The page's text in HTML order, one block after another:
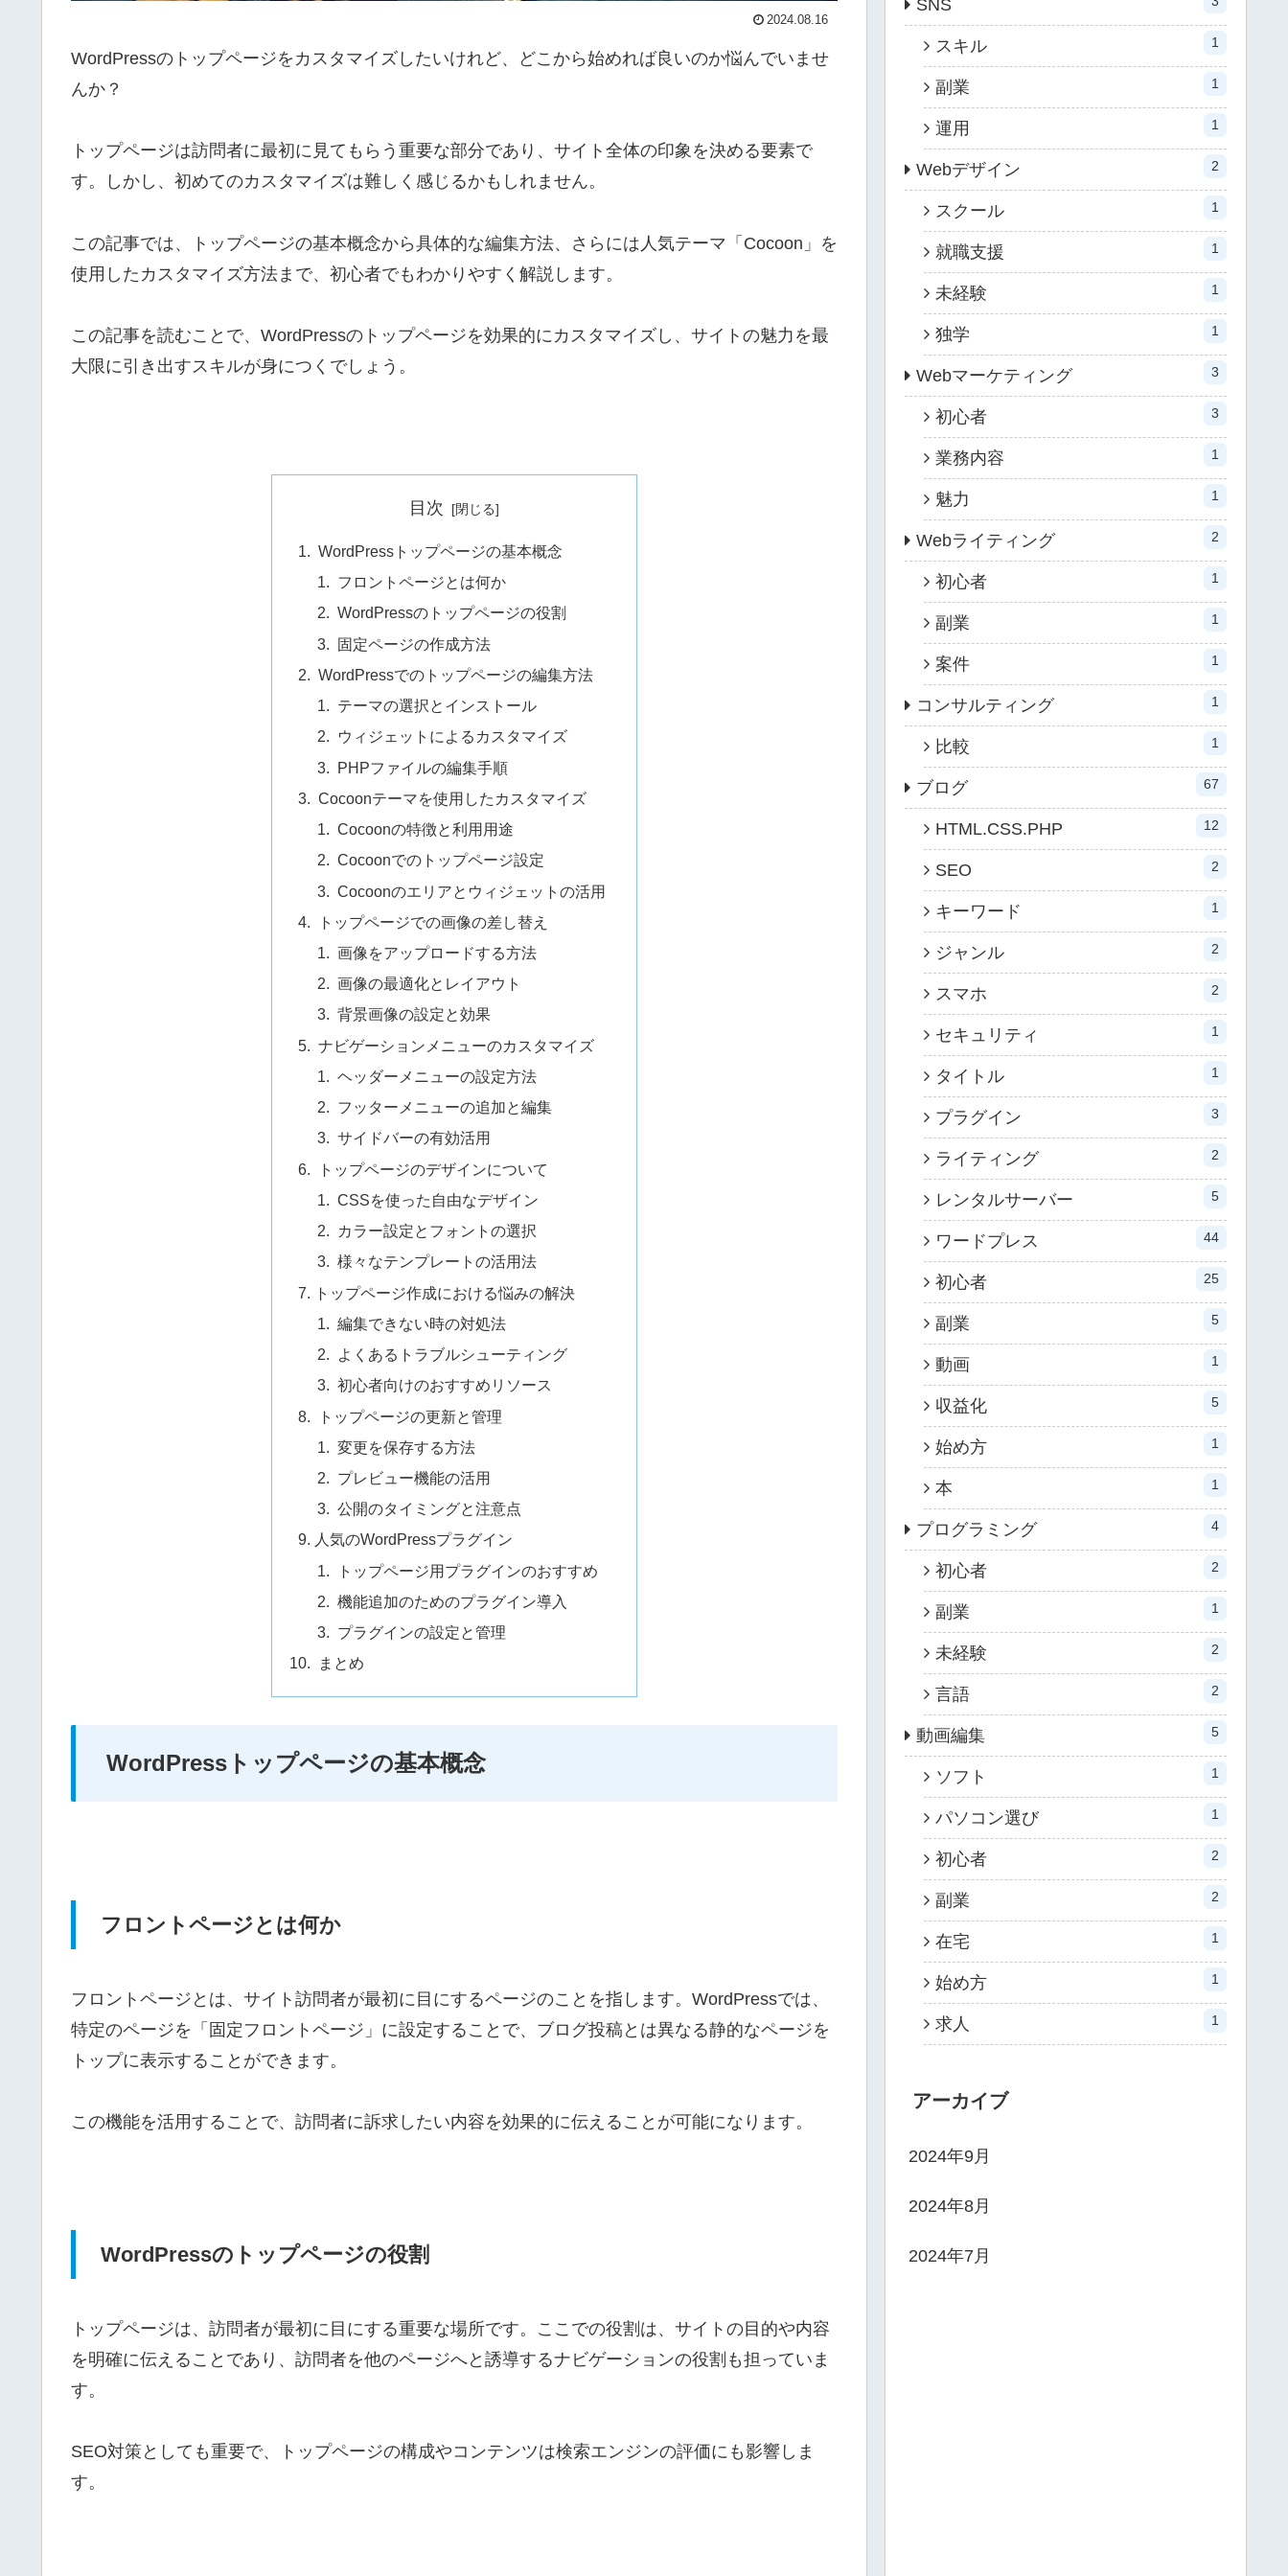
2024.08.16
WordPressのトップページをカスタマイズしたいけれど、どこから始めれば良いのか悩んでいませ
んか？
トップページは訪問者に最初に見てもらう重要な部分であり、サイト全体の印象を決める要素で
す。しかし、初めてのカスタマイズは難しく感じるかもしれません。
この記事では、トップページの基本概念から具体的な編集方法、さらには人気テーマ「Cocoon」を
使用したカスタマイズ方法まで、初心者でもわかりやすく解説します。
この記事を読むことで、WordPressのトップページを効果的にカスタマイズし、サイトの魅力を最
大限に引き出すスキルが身につくでしょう。
目次
WordPressトップページの基本概念
フロントページとは何か
WordPressのトップページの役割
固定ページの作成方法
WordPressでのトップページの編集方法
テーマの選択とインストール
ウィジェットによるカスタマイズ
PHPファイルの編集手順
Cocoonテーマを使用したカスタマイズ
Cocoonの特徴と利用用途
Cocoonでのトップページ設定
Cocoonのエリアとウィジェットの活用
トップページでの画像の差し替え
画像をアップロードする方法
画像の最適化とレイアウト
背景画像の設定と効果
ナビゲーションメニューのカスタマイズ
ヘッダーメニューの設定方法
フッターメニューの追加と編集
サイドバーの有効活用
トップページのデザインについて
CSSを使った自由なデザイン
カラー設定とフォントの選択
様々なテンプレートの活用法
トップページ作成における悩みの解決
編集できない時の対処法
よくあるトラブルシューティング
初心者向けのおすすめリソース
トップページの更新と管理
変更を保存する方法
プレビュー機能の活用
公開のタイミングと注意点
人気のWordPressプラグイン
トップページ用プラグインのおすすめ
機能追加のためのプラグイン導入
プラグインの設定と管理
まとめ
WordPressトップページの基本概念
フロントページとは何か
フロントページとは、サイト訪問者が最初に目にするページのことを指します。WordPressでは、
特定のページを「固定フロントページ」に設定することで、ブログ投稿とは異なる静的なページを
トップに表示することができます。
この機能を活用することで、訪問者に訴求したい内容を効果的に伝えることが可能になります。
WordPressのトップページの役割
トップページは、訪問者が最初に目にする重要な場所です。ここでの役割は、サイトの目的や内容
を明確に伝えることであり、訪問者を他のページへと誘導するナビゲーションの役割も担っていま
す。
SEO対策としても重要で、トップページの構成やコンテンツは検索エンジンの評価にも影響しま
す。
SNS
スキル 1
副業 1
運用 1
Webデザイン 2
スクール 1
就職支援 1
未経験 1
独学 1
Webマーケティング 3
初心者 3
業務内容 1
魅力 1
Webライティング 2
初心者 1
副業 1
案件 1
コンサルティング 1
比較 1
ブログ 67
HTML.CSS.PHP 12
SEO 2
キーワード 1
ジャンル 2
スマホ 2
セキュリティ 1
タイトル 1
プラグイン 3
ライティング 2
レンタルサーバー 5
ワードプレス 44
初心者 25
副業 5
動画 1
収益化 5
始め方 1
本 1
プログラミング 4
初心者 2
副業 1
未経験 2
言語 2
動画編集 5
ソフト 1
パソコン選び 1
初心者 2
副業 2
在宅 1
始め方 1
求人 1
アーカイブ
2024年9月
2024年8月
2024年7月